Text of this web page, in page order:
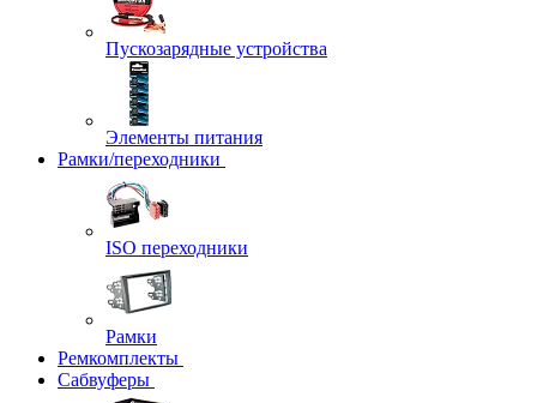
Пускозарядные устройства
Элементы питания
Рамки/переходники
ISO переходники
Рамки
Ремкомплекты
Сабвуферы